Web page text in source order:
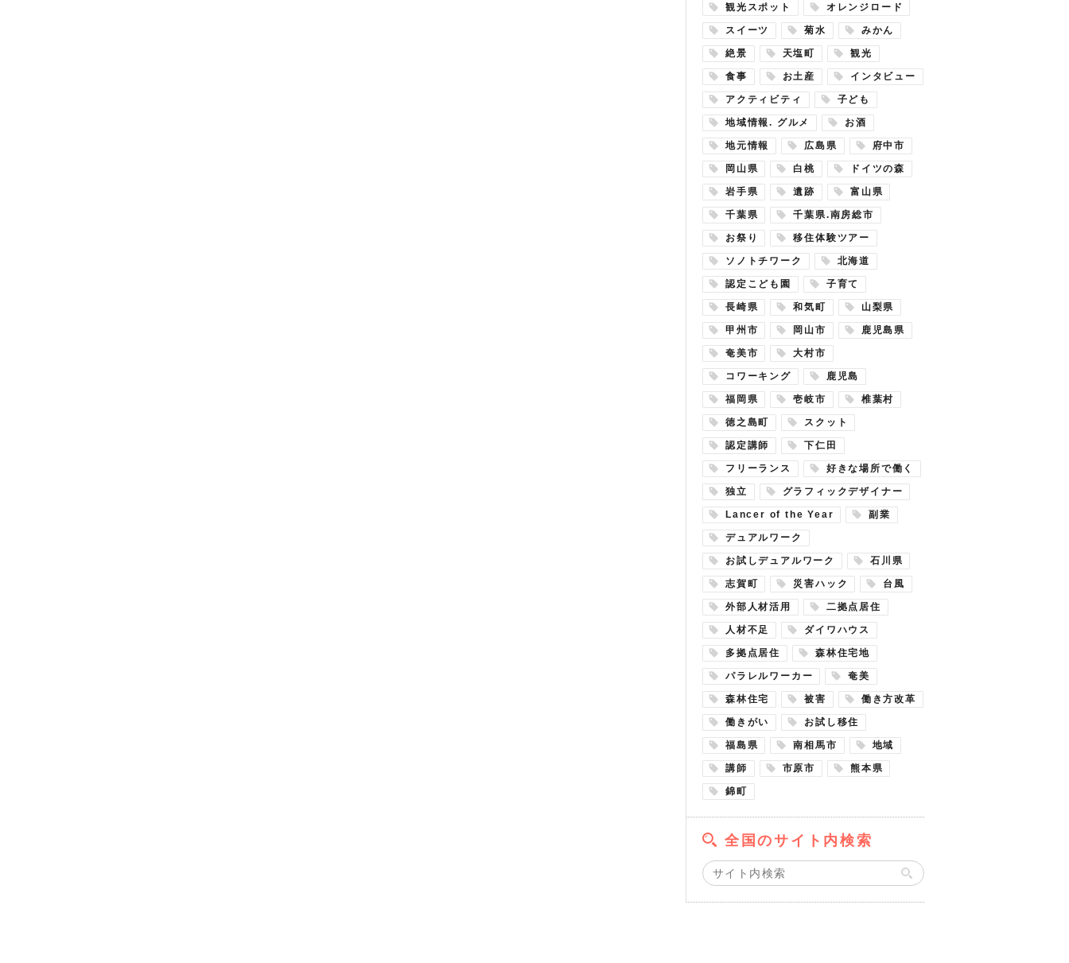
観光スポット オレンジロード
スイーツ 菊水 みかん
絶景 天塩町 観光
食事 お土産 インタビュー
アクティビティ 子ども
地域情報. グルメ お酒
地元情報 広島県 府中市
岡山県 白桃 ドイツの森
岩手県 遺跡 富山県
千葉県 千葉県.南房総市
お祭り 移住体験ツアー
ソノトチワーク 北海道
認定こども園 子育て
長崎県 和気町 山梨県
甲州市 岡山市 鹿児島県
奄美市 大村市
コワーキング 鹿児島
福岡県 壱岐市 椎葉村
徳之島町 スクット
認定講師 下仁田
フリーランス 好きな場所で働く
独立 グラフィックデザイナー
Lancer of the Year 副業
デュアルワーク
お試しデュアルワーク 石川県
志賀町 災害ハック 台風
外部人材活用 二拠点居住
人材不足 ダイワハウス
多拠点居住 森林住宅地
パラレルワーカー 奄美
森林住宅 被害 働き方改革
働きがい お試し移住
福島県 南相馬市 地域
講師 市原市 熊本県
錦町
全国のサイト内検索